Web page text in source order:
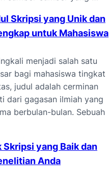
Skripsi yang Unik dan
untuk Mahasiswa
menjadi salah satu
bagi mahasiswa tingkat
judul adalah cerminan
dari gagasan ilmiah yang
berbulan-bulan. Sebuah
yang Baik dan
Anda